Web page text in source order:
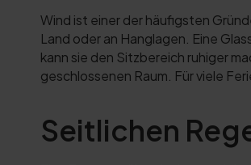
Wind ist einer der häufigsten
Land oder an Hanglagen. Eine
kann sie den Sitzbereich ruhiger
geschlossenen Raum. Für viele
Seitlichen